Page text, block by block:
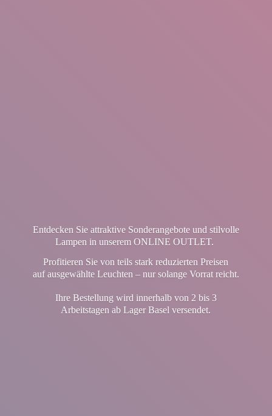
Entdecken Sie attraktive Sonderangebote und stilvolle
Lampen in unserem ONLINE OUTLET.
Profitieren Sie von teils stark reduzierten Preisen
auf ausgewählte Leuchten – nur solange Vorrat reicht.
Ihre Bestellung wird innerhalb von 2 bis 3
Arbeitstagen ab LagerBasel versendet.